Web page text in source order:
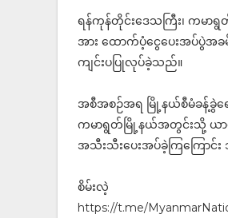
ရန်ကုန်တိုင်းဒေသကြီး၊ ကမာ
အား ထောက်ပံ့ငွေပေးအပ်ပွဲအခ
ကျင်းပပြုလုပ်ခဲ့သည်။
အစီအစဉ်အရ မြို့နယ်စီမံခန့်ခွဲရ
ကမာရွတ်မြို့နယ်အတွင်းသို့ ယာယီန
အသီးသီးပေးအပ်ခဲ့ကြကြောင်
စိမ်းလဲ့
https://t.me/